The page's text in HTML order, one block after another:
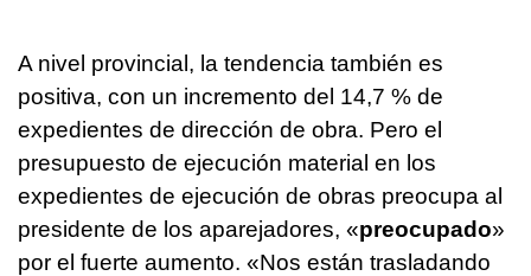
A nivel provincial, la tendencia también es
positiva, con un incremento del 14,7 % de
expedientes de dirección de obra. Pero el
presupuesto de ejecución material en los
expedientes de ejecución de obras preocupa al
presidente de los aparejadores, «preocupado»
por el fuerte aumento. «Nos están trasladando